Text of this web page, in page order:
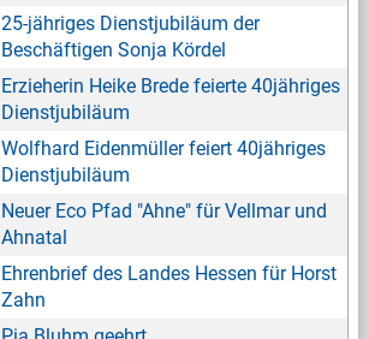
25-jähriges Dienstjubiläum der
Beschäftigen Sonja Kördel
Erzieherin Heike Brede feierte 40jähriges
Dienstjubiläum
Wolfhard Eidenmüller feiert 40jähriges
Dienstjubiläum
Neuer Eco Pfad "Ahne" für Vellmar und
Ahnatal
Ehrenbrief des Landes Hessen für Horst
Zahn